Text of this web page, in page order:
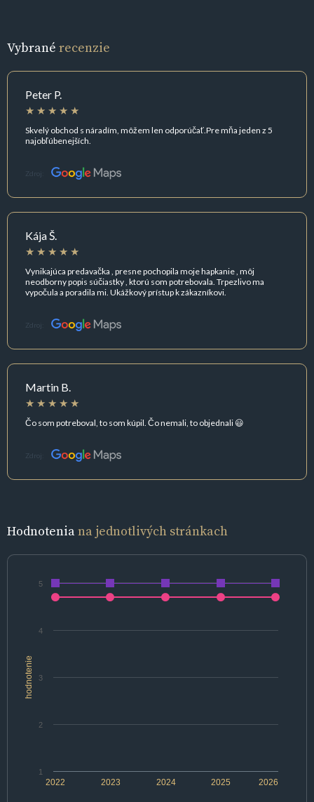
Vybrané recenzie
Peter P.
Skvelý obchod s náradím, môžem len odporúčať.Pre mňa jeden z 5
najobľúbenejších.
Zdroj:
Kája Š.
Vynikajúca predavačka , presne pochopila moje hapkanie , môj
neodborny popis súčiastky , ktorú som potrebovala. Trpezlivo ma
vypočula a poradila mi. Ukážkový prístup k zákazníkovi.
Zdroj:
Martin B.
Čo som potreboval, to som kúpil. Čo nemali, to objednali 😃
Zdroj:
Hodnoteniana jednotlivých stránkach
hodnotenie
2022 2024 2026
2023 2025
1
2
3
4
5